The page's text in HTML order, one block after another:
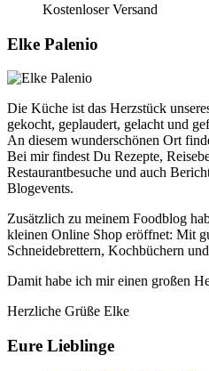
Kostenloser Versand
Elke Palenio
Die Küche ist das Herzstück
gekocht, geplaudert, gelacht und
An diesem wunderschönen Ort
Bei mir findest Du Rezepte,
Restaurantbesuche und auch
Blogevents.
Zusätzlich zu meinem Foodblog
kleinen Online Shop eröffnet: Mit
Schneidebrettern, Kochbüchern
Damit habe ich mir einen großen
Herzliche Grüße Elke
Eure Lieblinge